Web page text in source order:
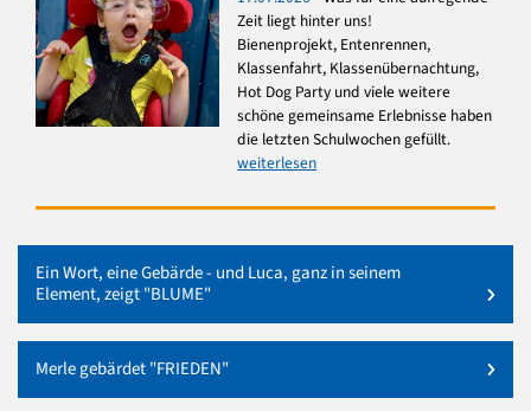
Zeit liegt hinter uns!
Bienenprojekt, Entenrennen,
Klassenfahrt, Klassenübernachtung,
Hot Dog Party und viele weitere
schöne gemeinsame Erlebnisse haben
die letzten Schulwochen gefüllt.
weiterlesen
Ein Wort, eine Gebärde - und Luca, ganz in seinem
Element, zeigt "BLUME"
Merle gebärdet "FRIEDEN"